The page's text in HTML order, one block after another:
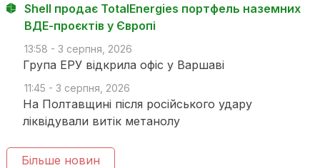
Shell продає TotalEnergies портфель наземних
ВДЕ-проєктів у Європі
13:58 - 3 серпня, 2026
Група ЕРУ відкрила офіс у Варшаві
11:45 - 3 серпня, 2026
На Полтавщині після російського удару
ліквідували витік метанолу
Більше новин